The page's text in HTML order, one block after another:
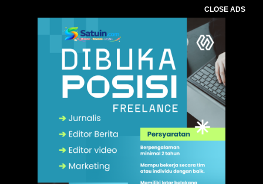
CLOSE ADS
. Ukuran gambar 480px x 600px